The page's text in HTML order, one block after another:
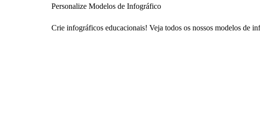
Personalize Modelos de Infográfico
Crie infográficos educacionais! Veja todos os nossos modelos de